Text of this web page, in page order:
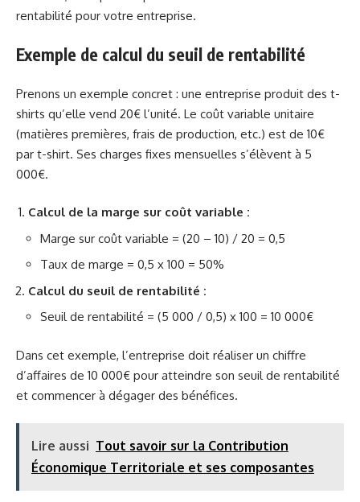
rentabilité pour votre entreprise.
Exemple de calcul du seuil de rentabilité
Prenons un exemple concret : une entreprise produit des t-
shirts qu’elle vend 20€ l’unité. Le coût variable unitaire
(matières premières, frais de production, etc.) est de 10€
par t-shirt. Ses charges fixes mensuelles s’élèvent à 5
000€.
Calcul de la marge sur coût variable :
Marge sur coût variable = (20 – 10) / 20 = 0,5
Taux de marge = 0,5 x 100 = 50%
Calcul du seuil de rentabilité :
Seuil de rentabilité = (5 000 / 0,5) x 100 = 10 000€
Dans cet exemple, l’entreprise doit réaliser un chiffre
d’affaires de 10 000€ pour atteindre son seuil de rentabilité
et commencer à dégager des bénéfices.
Lire aussi Tout savoir sur la Contribution
Économique Territoriale et ses composantes